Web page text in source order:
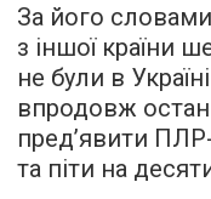
За його
з іншої країни
не були в
впродовж
пред’явити
та піти на